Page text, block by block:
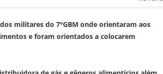
militares do 7°GBM onde orientaram aos
e foram orientados a colocarem